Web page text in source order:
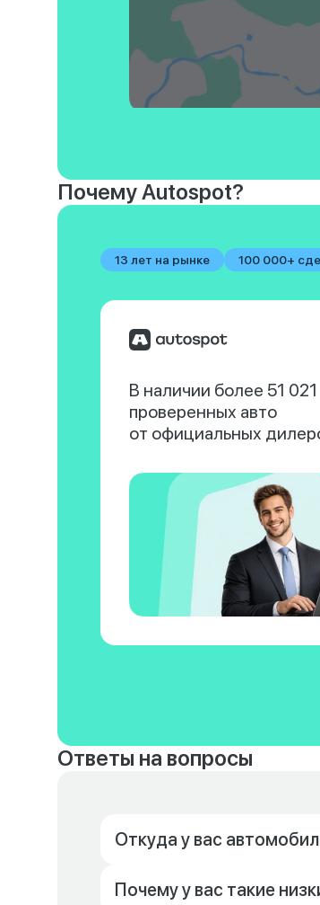
Почему Autospot?
13 лет на рынке 100 000+
В наличии более 51 021
проверенных авто
от официальных
Ответы на вопросы
Откуда у вас
Почему у вас такие